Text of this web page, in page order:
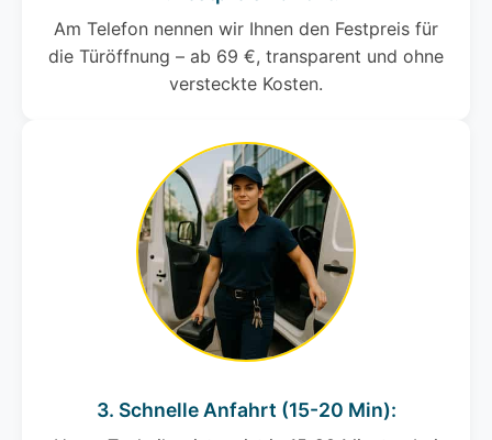
Am Telefon nennen wir Ihnen den Festpreis für
die Türöffnung – ab 69 €, transparent und ohne
versteckte Kosten.
3. Schnelle Anfahrt (15-20 Min):